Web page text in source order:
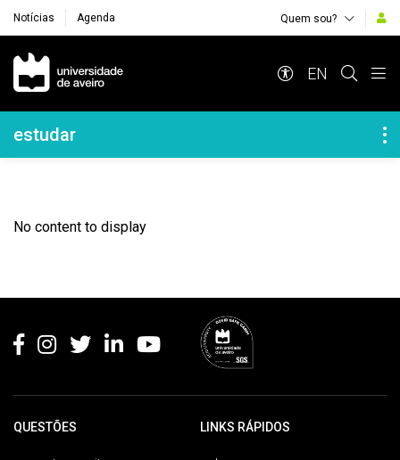
Notícias Agenda Quem sou?
Navegação Principal
EN
Navegação Lateral
estudar
No content to display
QUESTÕES LINKS RÁPIDOS